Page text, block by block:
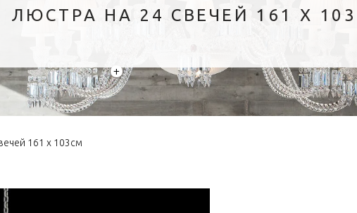
+
ЛЮСТРА НА 24 СВЕЧЕЙ 161 X
161 x 103см